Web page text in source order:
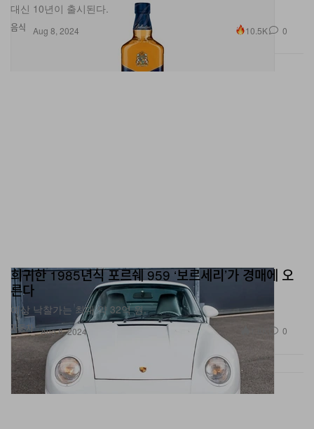
음식
대신 10년이 출시된다.
Aug 8, 2024 10.5K 0
자동차
희귀한 1985년식 포르쉐 959 ‘보르세리’가 경매에 오
른다
예상 낙찰가는 최대 약 32억 원.
Aug 8, 2024 0